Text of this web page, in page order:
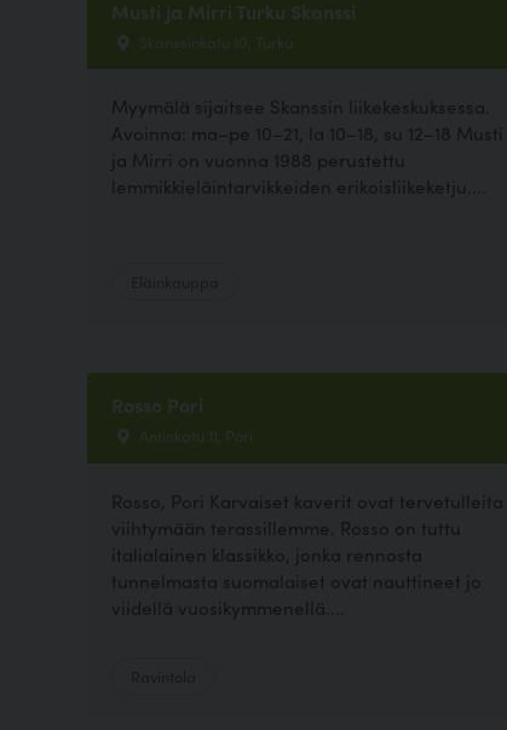
Musti ja Mirri Turku Skanssi
Skanssinkatu 10, Turku
Myymälä sijaitsee Skanssin liikekeskuksessa.
Avoinna: ma–pe 10–21, la 10–18, su 12–18 Musti
ja Mirri on vuonna 1988 perustettu
lemmikkieläintarvikkeiden erikoisliikeketju....
Rosso Pori
Antinkatu 11, Pori
Rosso, Pori Karvaiset kaverit ovat tervetulleita
viihtymään terassillemme. Rosso on tuttu
italialainen klassikko, jonka rennosta
tunnelmasta suomalaiset ovat nauttineet jo
viidellä vuosikymmenellä....